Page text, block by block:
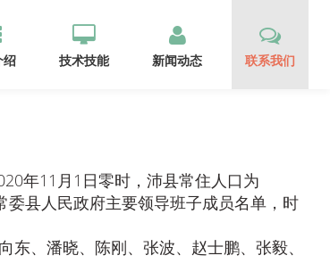
绍 技术技能 新闻动态 联系我们
年11月1日零时，沛县常住人口为
县人民政府主要领导班子成员名单，时
、潘晓、陈刚、张波、赵士鹏、张毅、